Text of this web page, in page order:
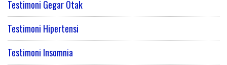
Testimoni Gegar Otak
Testimoni Hipertensi
Testimoni Insomnia